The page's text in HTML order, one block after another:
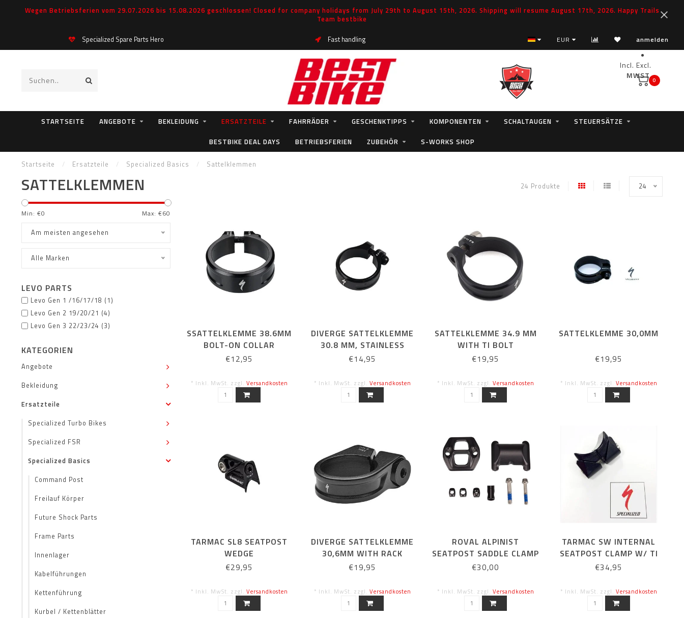
Wegen Betriebsferien vom 29.07.2026 bis 15.08.2026 geschlossen! Closed for company holidays from July 29th to August 15th, 2026. Shipping will resume August 17th, 2026. Happy Trails
Team bestbike
Specialized Spare Parts Hero Fast handling EUR anmelden
Incl. Excl.
MWST.0
STARTSEITE ANGEBOTE BEKLEIDUNG ERSATZTEILE FAHRRÄDER GESCHENKTIPPS KOMPONENTEN SCHALTAUGEN
STEUERSÄTZE
BESTBIKE DEAL DAYS
BETRIEBSFERIEN ZUBEHÖR S-WORKS SHOP
Startseite / Ersatzteile / Specialized Basics / Sattelklemmen
SATTELKLEMMEN 24 Produkte 24
Min: €0 Max: €60
Am meisten angesehen
Alle Marken
LEVO PARTS
Levo Gen 1 /16/17/18 (1)
Levo Gen 2 19/20/21 (4)
Levo Gen 3 22/23/24 (3)
KATEGORIEN
Angebote
Bekleidung
Ersatzteile
Specialized Turbo Bikes
Specialized FSR
Specialized Basics
Command Post
Freilauf Körper
Future Shock Parts
Frame Parts
Innenlager
Kabelführungen
Kettenführung
Kurbel / Kettenblätter
SSATTELKLEMME 38.6MM
BOLT-ON COLLAR
€12,95
* Inkl. MwSt. zzgl. Versandkosten
DIVERGE SATTELKLEMME
30.8 MM, STAINLESS
STEEL BOLT CLAMP
€14,95
* Inkl. MwSt. zzgl. Versandkosten
SATTELKLEMME 34.9 MM
WITH TI BOLT
€19,95
* Inkl. MwSt. zzgl. Versandkosten
SATTELKLEMME 30,0MM
€19,95
* Inkl. MwSt. zzgl. Versandkosten
TARMAC SL8 SEATPOST
WEDGE
€29,95
* Inkl. MwSt. zzgl. Versandkosten
DIVERGE SATTELKLEMME
30,6MM WITH RACK
MOUNT
€19,95
* Inkl. MwSt. zzgl. Versandkosten
ROVAL ALPINIST
SEATPOST SADDLE CLAMP
& HARDWARE KIT
€30,00
* Inkl. MwSt. zzgl. Versandkosten
TARMAC SW INTERNAL
SEATPOST CLAMP W/ TI
BOLT
€34,95
* Inkl. MwSt. zzgl. Versandkosten